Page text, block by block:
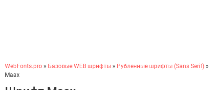
WebFonts.pro » Базовые WEB шрифты » Рубленные шрифты (Sans Serif) »
Maax